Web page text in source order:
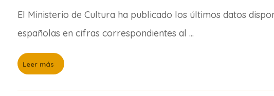
El Ministerio de Cultura ha publicado los últimos datos
españolas en cifras correspondientes al ...
Leer más